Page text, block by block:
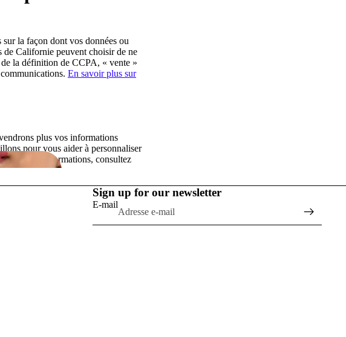
la façon dont vos données ou
de Californie peuvent choisir de ne
la définition de CCPA, « vente »
En savoir plus sur
plus vos informations
pour vous aider à personnaliser
plus d'informations, consultez
Sign up for our newsletter
E-mail